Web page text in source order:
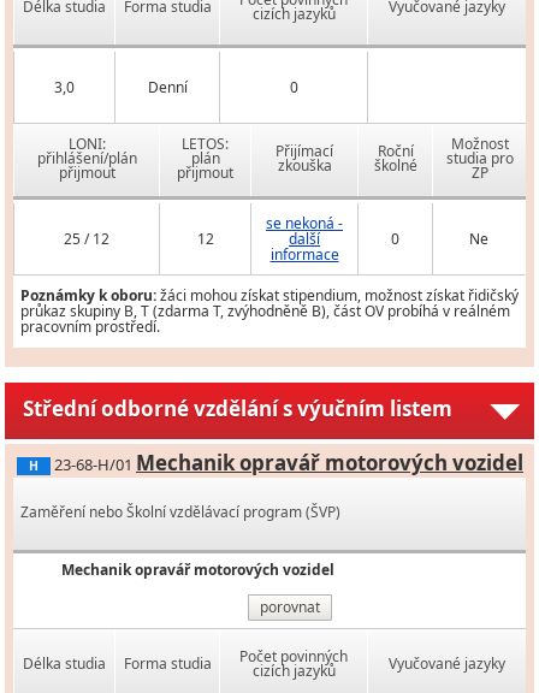
Délka studia Forma studia cizích jazyků Vyučované jazyky
3,0 Denní 0
LONI:
přihlášení/plán
přijmout
LETOS:
plán
přijmout
Přijímací
zkouška
Roční
školné
Možnost
studia pro
ZP
25 / 12 12
se nekoná -
další
informace
0 Ne
Poznámky k oboru:žáci mohou získat stipendium, možnost získat řidičský
průkaz skupiny B, T (zdarma T, zvýhodněně B), část OV probíhá v reálném
pracovním prostředí.
Střední odborné vzdělání s výučním listem
H 23-68-H/01 Mechanik opravář motorových vozidel
Zaměření nebo Školní vzdělávací program (ŠVP)
Mechanik opravář motorových vozidel
porovnat
Délka studia Forma studia Počet povinných
cizích jazyků Vyučované jazyky